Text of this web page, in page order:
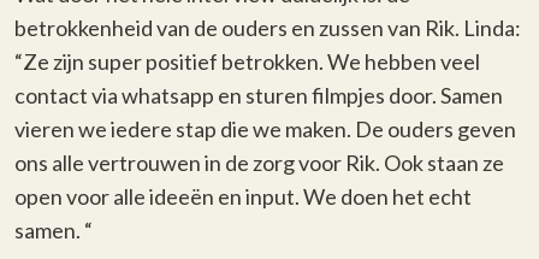
betrokkenheid van de ouders en zussen van Rik. Linda:
“Ze zijn super positief betrokken. We hebben veel
contact via whatsapp en sturen filmpjes door. Samen
vieren we iedere stap die we maken. De ouders geven
ons alle vertrouwen in de zorg voor Rik. Ook staan ze
open voor alle ideeën en input. We doen het echt
samen. “